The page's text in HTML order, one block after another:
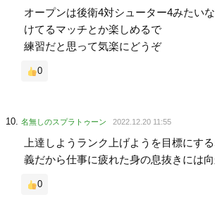
オープンは後衛4対シューター4みたい
けてるマッチとか楽しめるで
練習だと思って気楽にどうぞ
0
名無しのスプラトゥーン 2022.12.20 11:55
上達しようランク上げようを目標にす
義だから仕事に疲れた身の息抜きには
0